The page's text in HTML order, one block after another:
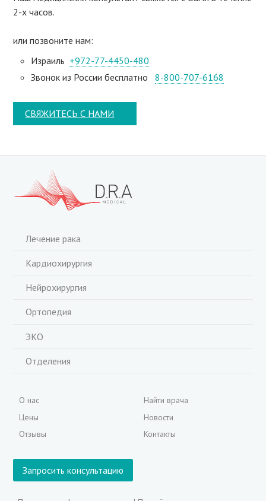
2-х часов.
или позвоните нам:
Израиль +972-77-4450-480
Звонок из России бесплатно8-800-707-6168
СВЯЖИТЕСЬ С НАМИ
Лечение рака
Кардиохирургия
Нейрохирургия
Ортопедия
ЭКО
Отделения
О нас
Цены
Отзывы
Найти врача
Новости
Контакты
Запросить консультацию